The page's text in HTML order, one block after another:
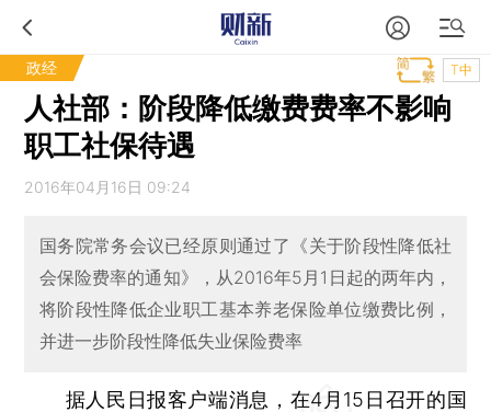
政经 T中
人社部：阶段降低缴费费率不影响
职工社保待遇
2016年04月16日 09:24
国务院常务会议已经原则通过了《关于阶段性降低社
会保险费率的通知》，从2016年5月1日起的两年内，
将阶段性降低企业职工基本养老保险单位缴费比例，
并进一步阶段性降低失业保险费率
据人民日报客户端消息，在4月15日召开的国